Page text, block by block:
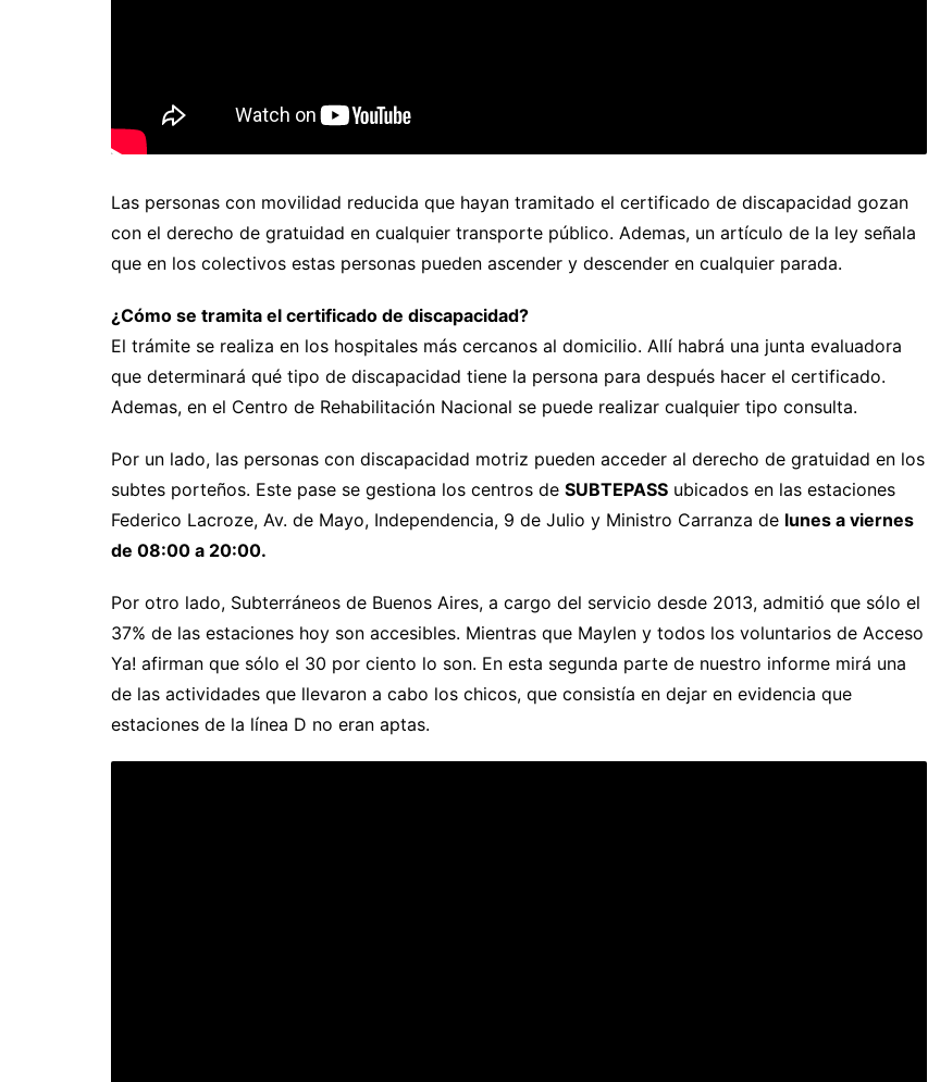
Las personas con movilidad reducida que hayan tramitado el certificado de discapacidad gozan
con el derecho de gratuidad en cualquier transporte público. Ademas, un artículo de la ley señala
que en los colectivos estas personas pueden ascender y descender en cualquier parada.
¿Cómo se tramita el certificado de discapacidad?
El trámite se realiza en los hospitales más cercanos al domicilio. Allí habrá una junta evaluadora
que determinará qué tipo de discapacidad tiene la persona para después hacer el certificado.
Ademas, en el Centro de Rehabilitación Nacional se puede realizar cualquier tipo consulta.
Por un lado, las personas con discapacidad motriz pueden acceder al derecho de gratuidad en los
subtes porteños. Este pase se gestiona los centros de SUBTEPASS ubicados en las estaciones
Federico Lacroze, Av. de Mayo, Independencia, 9 de Julio y Ministro Carranza de lunes a viernes
de 08:00 a 20:00.
Por otro lado, Subterráneos de Buenos Aires, a cargo del servicio desde 2013, admitió que sólo el
37% de las estaciones hoy son accesibles. Mientras que Maylen y todos los voluntarios de Acceso
Ya! afirman que sólo el 30 por ciento lo son. En esta segunda parte de nuestro informe mirá una
de las actividades que llevaron a cabo los chicos, que consistía en dejar en evidencia que
estaciones de la línea D no eran aptas.